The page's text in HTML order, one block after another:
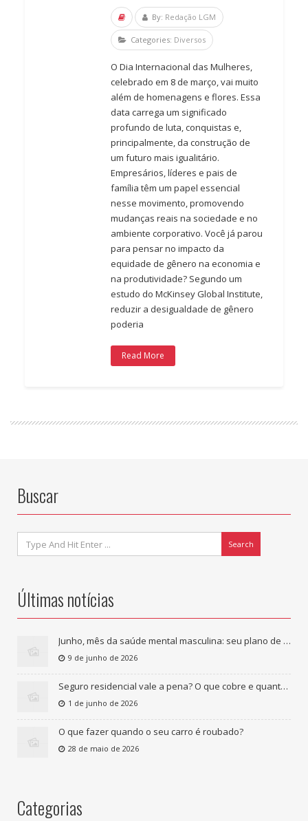
By: Redação LGM
Categories: Diversos
O Dia Internacional das Mulheres,
celebrado em 8 de março, vai muito
além de homenagens e flores. Essa
data carrega um significado
profundo de luta, conquistas e,
principalmente, da construção de
um futuro mais igualitário.
Empresários, líderes e pais de
família têm um papel essencial
nesse movimento, promovendo
mudanças reais na sociedade e no
ambiente corporativo. Você já parou
para pensar no impacto da
equidade de gênero na economia e
na produtividade? Segundo um
estudo do McKinsey Global Institute,
reduzir a desigualdade de gênero
poderia
Read More
Buscar
Search
Últimas notícias
Junho, mês da saúde mental masculina: seu plano de saúde cobre tratamento psicológico?
9 de junho de 2026
Seguro residencial vale a pena? O que cobre e quanto custa
1 de junho de 2026
O que fazer quando o seu carro é roubado?
28 de maio de 2026
Categorias